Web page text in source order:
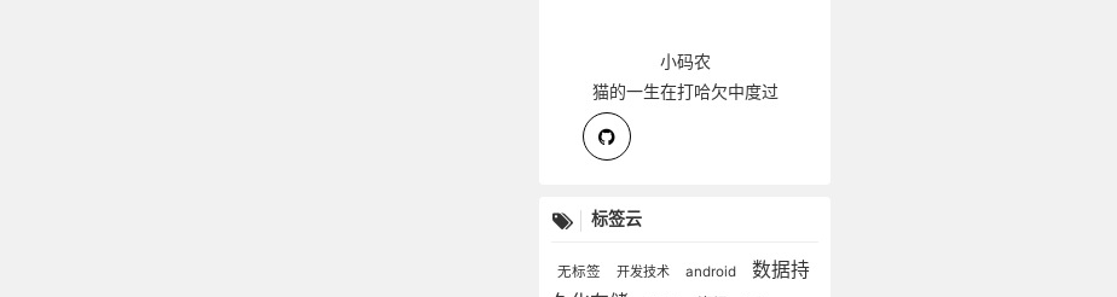
小码农
猫的一生在打哈欠中度过
标签云
无标签 开发技术 android
数据持